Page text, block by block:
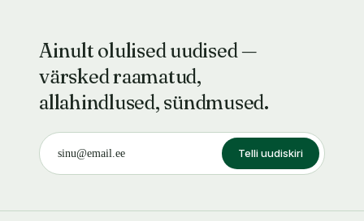
Ainult olulised uudised —
värsked raamatud,
allahindlused, sündmused.
Telli uudiskiri